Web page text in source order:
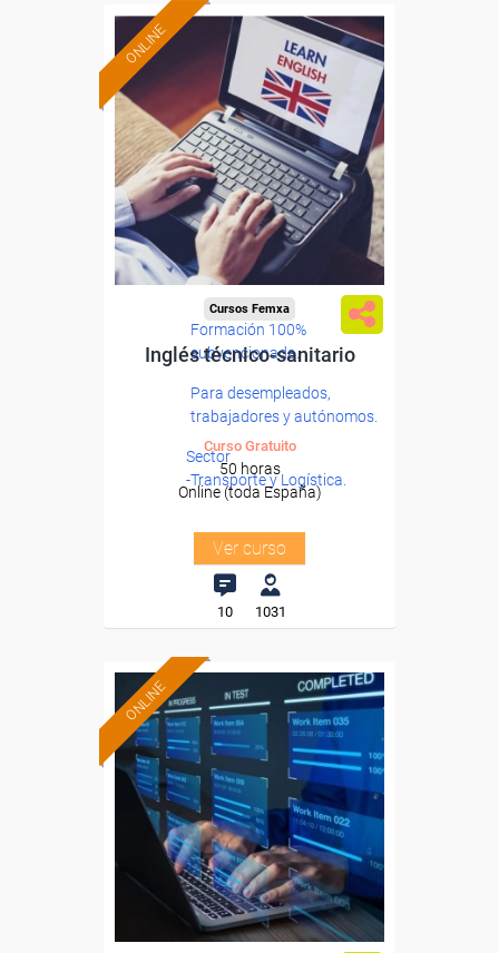
ONLINE
Formación 100%
subvencionada.
Para desempleados,
trabajadores y autónomos.
Sector
-Transporte y Logística.
Cursos Femxa
Inglés técnico-sanitario
Curso Gratuito
50 horas
Online (toda España)
Ver curso
10 1031
ONLINE